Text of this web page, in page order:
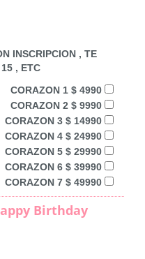
INSCRIPCION , TE
, ETC
CORAZON 1 $ 4990
CORAZON 2 $ 9990
CORAZON 3 $ 14990
CORAZON 4 $ 24990
CORAZON 5 $ 29990
CORAZON 6 $ 39990
CORAZON 7 $ 49990
Birthday